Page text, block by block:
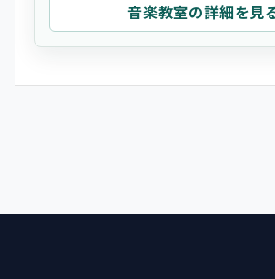
音楽教室の詳細を見